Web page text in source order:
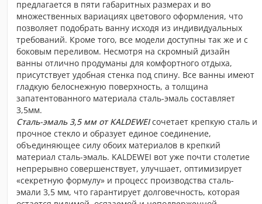
предлагается в пяти габаритных размерах и во
множественных вариациях цветового оформления, что
позволяет подобрать ванну исходя из индивидуальных
требований. Кроме того, все модели доступны так же и с
боковым переливом. Несмотря на скромный дизайн
ванны отлично продуманы для комфортного отдыха,
присутствует удобная стенка под спину. Все ванны имеют
гладкую белоснежную поверхность, а толщина
запатентованного материала сталь-эмаль составляет
3,5мм.
Сталь-эмаль 3,5 мм от KALDEWEIсочетает крепкую сталь и
прочное стекло и образует единое соединение,
объединяющее силу обоих материалов в крепкий
материал сталь-эмаль. KALDEWEI вот уже почти столетие
непрерывно совершенствует, улучшает, оптимизирует
«секретную формулу» и процесс производства сталь-
эмали 3,5 мм, что гарантирует долговечность, которая